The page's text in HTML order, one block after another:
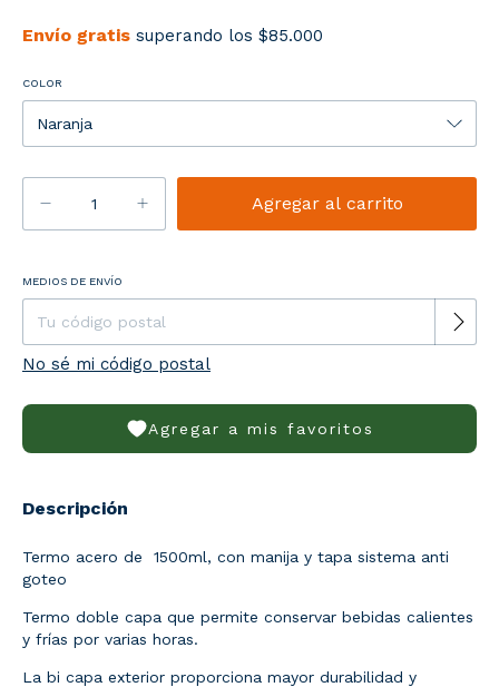
Envío gratis superando los $85.000
COLOR
Entregas para el CP:
MEDIOS DE ENVÍO
No sé mi código postal
Agregar a mis favoritos
Descripción
Termo acero de 1500ml, con manija y tapa sistema anti
goteo
Termo doble capa que permite conservar bebidas calientes
y frías por varias horas.
La bi capa exterior proporciona mayor durabilidad y